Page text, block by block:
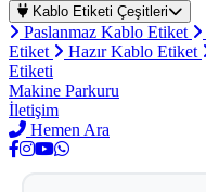
Kablo Etiketi Çeşitleri
Paslanmaz Kablo Etiket
Etiket
Hazır Kablo Etiket
Etiketi
Makine Parkuru
İletişim
Hemen Ara